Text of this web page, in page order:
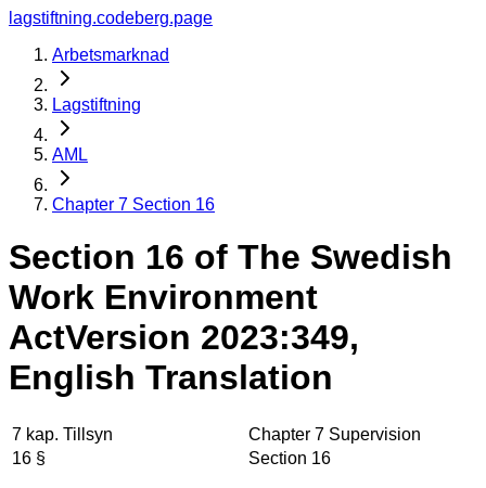
lagstiftning.codeberg.page
Arbetsmarknad
Lagstiftning
AML
Chapter 7 Section 16
Section 16 of The Swedish
Work Environment
ActVersion 2023:349,
English Translation
7 kap. Tillsyn
Chapter 7 Supervision
16 §
Section 16